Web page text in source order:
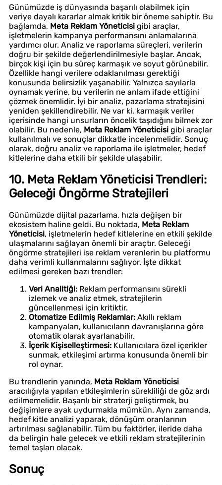
Günümüzde iş dünyasında başarılı olabilmek için
veriye dayalı kararlar almak kritik bir öneme sahiptir. Bu
bağlamda, Meta Reklam Yöneticisi gibi araçlar,
işletmelerin kampanya performansını anlamalarına
yardımcı olur. Analiz ve raporlama süreçleri, verilerin
doğru bir şekilde değerlendirilmesiyle başlar. Ancak,
birçok kişi için bu süreç karmaşık ve soyut görünebilir.
Özellikle hangi verilere odaklanılması gerektiği
konusunda belirsizlik yaşanabilir. Yalnızca sayılarla
oynamak yerine, bu verilerin ne anlam ifade ettiğini
çözmek önemlidir. İyi bir analiz, pazarlama stratejisini
yeniden şekillendirebilir. Ne var ki, karmaşık veriler
içerisinde hangi unsurların öncelik taşıdığını bilmek zor
olabilir. Bu nedenle, Meta Reklam Yöneticisi gibi araçlar
kullanılmalı ve sonuçlar dikkatle incelenmelidir. Sonuç
olarak, doğru analiz ve raporlama ile işletmeler, hedef
kitlelerine daha etkili bir şekilde ulaşabilir.
10. Meta Reklam Yöneticisi Trendleri:
Geleceği Öngörme Stratejileri
Günümüzde dijital pazarlama, hızla değişen bir
ekosistem haline geldi. Bu noktada, Meta Reklam
Yöneticisi, işletmelerin hedef kitlelerine en etkili şekilde
ulaşmalarını sağlayan önemli bir araçtır. Geleceği
öngörme stratejileri ise reklam verenlerin bu platformu
daha verimli kullanmalarını sağlıyor. İşte dikkat
edilmesi gereken bazı trendler:
Veri Analitiği: Reklam performansını sürekli
izlemek ve analiz etmek, stratejilerin
güncellenmesi için kritiktir.
Otomatize Edilmiş Reklamlar: Akıllı reklam
kampanyaları, kullanıcıların davranışlarına göre
otomatik olarak ayarlanabilir.
İçerik Kişiselleştirmesi: Kullanıcılara özel içerikler
sunmak, etkileşimi artırma konusunda önemli bir
rol oynar.
Bu trendlerin yanında, Meta Reklam Yöneticisi
aracılığıyla yapılan etkileşimlerin sürekliliği de göz ardı
edilmemelidir. Başarılı bir straterji geliştirmek, bu
değişimlere ayak uydurmakla mümkün. Aynı zamanda,
hedef kitle analizi yaparak, dönüşüm oranlarının
artırılması sağlanabilir. Tüm bu faktörler, ileride daha
da belirgin hale gelecek ve etkili reklam stratejilerinin
temel taşları olacak.
Sonuç